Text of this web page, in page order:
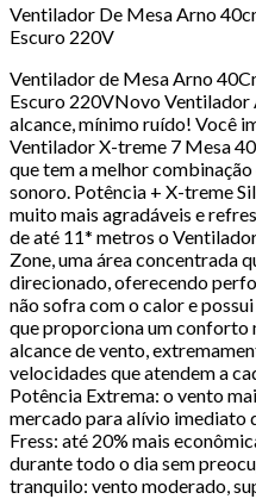
Ventilador De Mesa Arno
Escuro 220V
Ventilador de Mesa Arno
Escuro 220VNovo
alcance, mínimo ruído! Você
Ventilador X-treme 7 Mesa
que tem a melhor
sonoro. Potência + X-treme
muito mais agradáveis e
de até 11* metros o
Zone, uma área concentrada
direcionado, oferecendo
não sofra com o calor e
que proporciona um
alcance de vento,
velocidades que atendem a
Potência Extrema: o vento
mercado para alívio imediato
Fress: até 20% mais
durante todo o dia sem
tranquilo: vento moderado,